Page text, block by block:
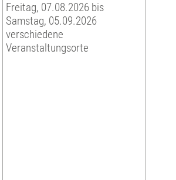
Freitag, 07.08.2026 bis
Samstag, 05.09.2026
verschiedene
Veranstaltungsorte